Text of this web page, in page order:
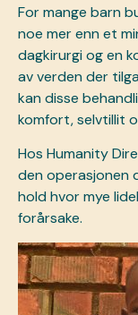
For mange barn
noe mer enn et
dagkirurgi og en
av verden der
kan disse
komfort, selvtillit
Hos Humanity
den operasjonen
hold hvor mye
forårsake.